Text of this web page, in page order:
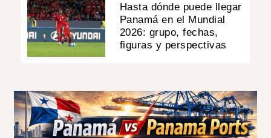
Hasta dónde puede llegar
Panamá en el Mundial
2026: grupo, fechas,
figuras y perspectivas